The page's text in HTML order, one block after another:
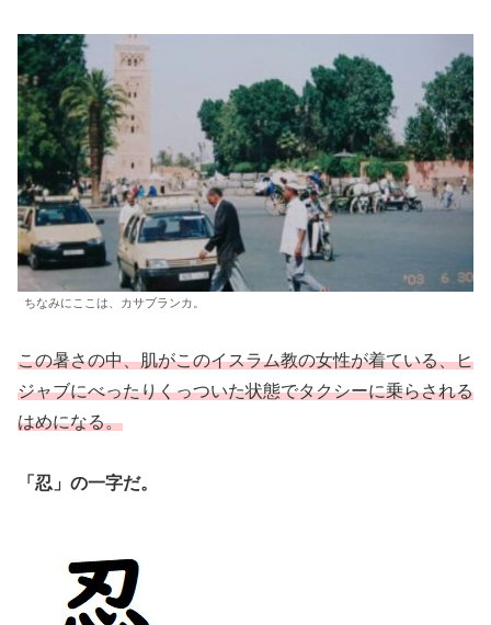
ちなみにここは、カサブランカ。
この暑さの中、肌がこのイスラム教の女性が着ている、ヒ
ジャブにべったりくっついた状態でタクシーに乗らされる
はめになる。
「忍」の一字だ。